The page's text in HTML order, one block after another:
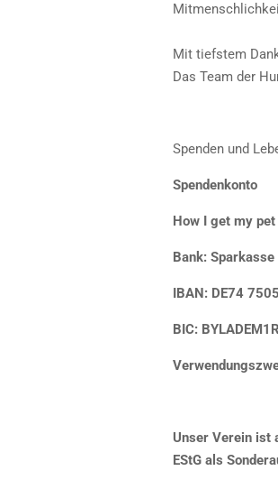
Mit tiefstem
Das Team der
Spenden und
Spendenkonto
How I get my pet
Bank:
IBAN: DE74
BIC:
Unser Verein ist
EStG als